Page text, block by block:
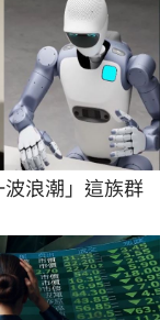
浪潮」這族群